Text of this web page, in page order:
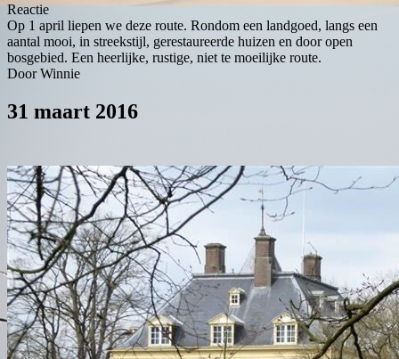
Reactie
Op 1 april liepen we deze route. Rondom een landgoed, langs een
aantal mooi, in streekstijl, gerestaureerde huizen en door open
bosgebied. Een heerlijke, rustige, niet te moeilijke route.
Door Winnie
31 maart 2016